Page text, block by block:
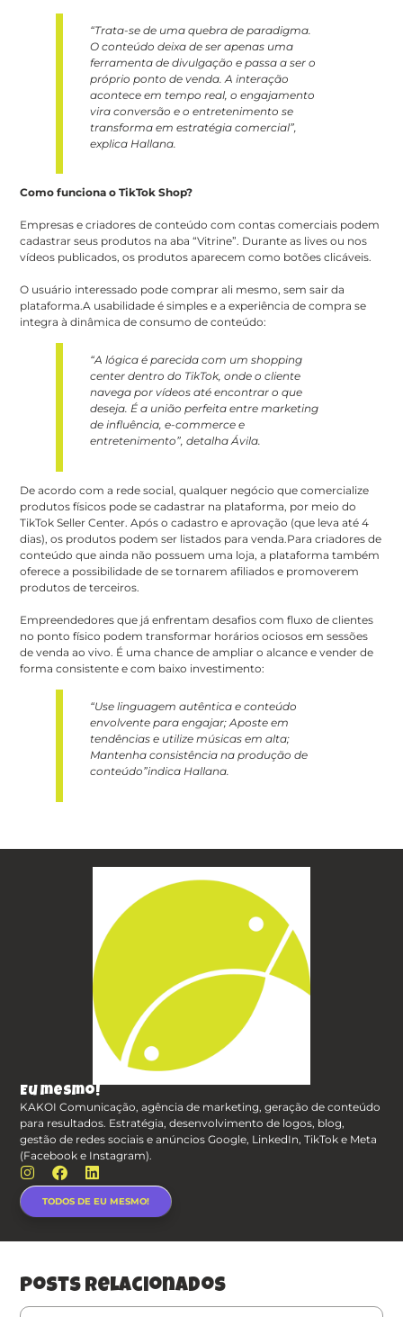
“Trata-se de uma quebra de paradigma.
O conteúdo deixa de ser apenas uma
ferramenta de divulgação e passa a ser o
próprio ponto de venda. A interação
acontece em tempo real, o engajamento
vira conversão e o entretenimento se
transforma em estratégia comercial”,
explica Hallana.
Como funciona o TikTok Shop?
Empresas e criadores de conteúdo com contas comerciais podem
cadastrar seus produtos na aba “Vitrine”. Durante as lives ou nos
vídeos publicados, os produtos aparecem como botões clicáveis.
O usuário interessado pode comprar ali mesmo, sem sair da
plataforma.A usabilidade é simples e a experiência de compra se
integra à dinâmica de consumo de conteúdo:
“A lógica é parecida com um shopping
center dentro do TikTok, onde o cliente
navega por vídeos até encontrar o que
deseja. É a união perfeita entre marketing
de influência, e-commerce e
entretenimento”, detalha Ávila.
De acordo com a rede social, qualquer negócio que comercialize
produtos físicos pode se cadastrar na plataforma, por meio do
TikTok Seller Center. Após o cadastro e aprovação (que leva até 4
dias), os produtos podem ser listados para venda.Para criadores de
conteúdo que ainda não possuem uma loja, a plataforma também
oferece a possibilidade de se tornarem afiliados e promoverem
produtos de terceiros.
Empreendedores que já enfrentam desafios com fluxo de clientes
no ponto físico podem transformar horários ociosos em sessões
de venda ao vivo. É uma chance de ampliar o alcance e vender de
forma consistente e com baixo investimento:
“Use linguagem autêntica e conteúdo
envolvente para engajar; Aposte em
tendências e utilize músicas em alta;
Mantenha consistência na produção de
conteúdo”indica Hallana.
Eu mesmo!
KAKOI Comunicação, agência de marketing, geração de conteúdo
para resultados. Estratégia, desenvolvimento de logos, blog,
gestão de redes sociais e anúncios Google, LinkedIn, TikTok e Meta
(Facebook e Instagram).
TODOS DE EU MESMO!
posts relacionados